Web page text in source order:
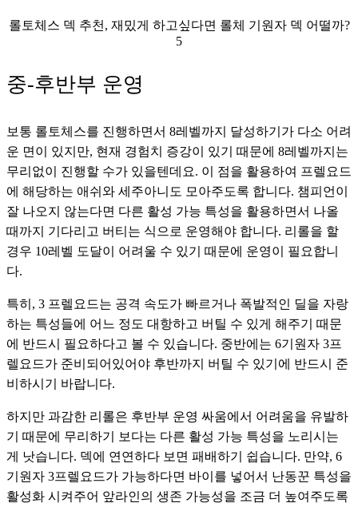
롤토체스 덱 추천, 재밌게 하고싶다면 롤체 기원자 덱 어떨까?
5
중-후반부 운영
보통 롤토체스를 진행하면서 8레벨까지 달성하기가 다소 어려
운 면이 있지만, 현재 경험치 증강이 있기 때문에 8레벨까지는
무리없이 진행할 수가 있을텐데요. 이 점을 활용하여 프렐요드
에 해당하는 애쉬와 세주아니도 모아주도록 합니다. 챔피언이
잘 나오지 않는다면 다른 활성 가능 특성을 활용하면서 나올
때까지 기다리고 버티는 식으로 운영해야 합니다. 리롤을 할
경우 10레벨 도달이 어려울 수 있기 때문에 운영이 필요합니
다.
특히, 3 프렐요드는 공격 속도가 빠르거나 폭발적인 딜을 자랑
하는 특성들에 어느 정도 대항하고 버틸 수 있게 해주기 때문
에 반드시 필요하다고 볼 수 있습니다. 중반에는 6기원자 3프
렐요드가 준비되어있어야 후반까지 버틸 수 있기에 반드시 준
비하시기 바랍니다.
하지만 과감한 리롤은 후반부 운영 싸움에서 어려움을 유발하
기 때문에 무리하기 보다는 다른 활성 가능 특성을 노리시는
게 낫습니다. 덱에 연연하다 보면 패배하기 쉽습니다. 만약, 6
기원자 3프렐요드가 가능하다면 바이를 넣어서 난동꾼 특성을
활성화 시켜주어 앞라인의 생존 가능성을 조금 더 높여주도록